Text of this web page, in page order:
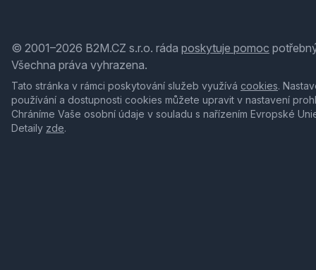
© 2001–2026 B2M.CZ s.r.o. ráda poskytuje pomoc
Všechna práva vyhrazena.
Tato stránka v rámci poskytování služeb využívá cookies.
používání a dostupnosti cookies můžete upravit v nastavení
Chráníme Vaše osobní údaje v souladu s nařízením Evropské
Detaily zde.